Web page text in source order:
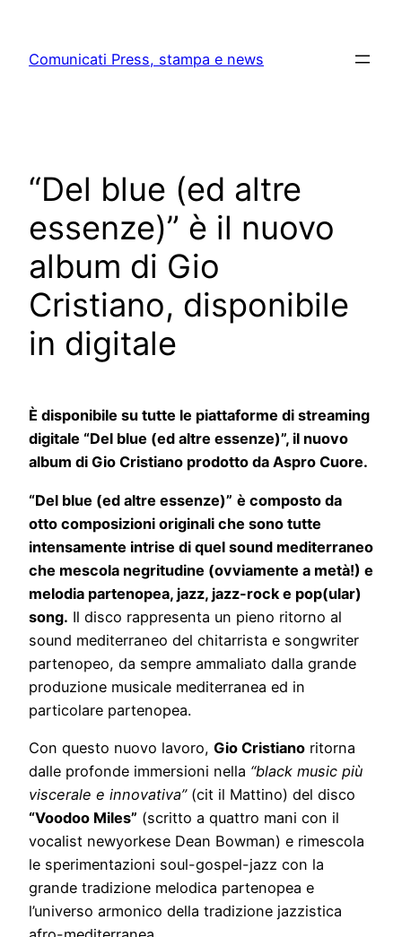
content
Comunicati Press, stampa e news
“Del blue (ed altre
essenze)” è il nuovo
album di Gio
Cristiano, disponibile
in digitale
È disponibile su tutte le piattaforme di streaming
digitale “Del blue (ed altre essenze)”, il nuovo
album di Gio Cristiano prodotto da Aspro Cuore.
“Del blue (ed altre essenze)” è composto da
otto composizioni originali che sono tutte
intensamente intrise di quel sound mediterraneo
che mescola negritudine (ovviamente a metà!) e
melodia partenopea, jazz, jazz-rock e pop(ular)
song. Il disco rappresenta un pieno ritorno al
sound mediterraneo del chitarrista e songwriter
partenopeo, da sempre ammaliato dalla grande
produzione musicale mediterranea ed in
particolare partenopea.
Con questo nuovo lavoro, Gio Cristiano ritorna
dalle profonde immersioni nella “black music più
viscerale e innovativa”(cit il Mattino) del disco
“Voodoo Miles” (scritto a quattro mani con il
vocalist newyorkese Dean Bowman) e rimescola
le sperimentazioni soul-gospel-jazz con la
grande tradizione melodica partenopea e
l’universo armonico della tradizione jazzistica